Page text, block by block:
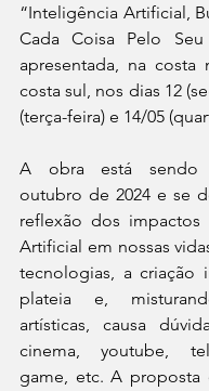
“Inteligência Artificial,
Cada Coisa Pelo
apresentada, na costa
costa sul, nos dias 12
(terça-feira) e 14/05
A obra está sendo
outubro de 2024 e se
reflexão dos impactos
Artificial em nossas
tecnologias, a criação
plateia e,
artísticas, causa
cinema, youtube,
game, etc. A proposta